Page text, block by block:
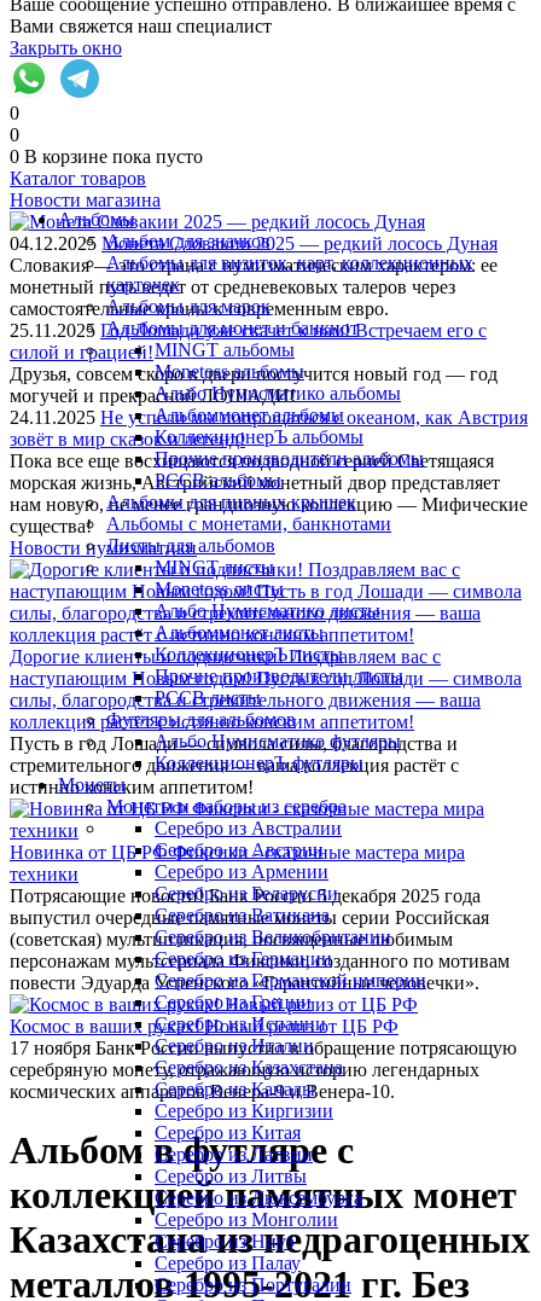
Ваше сообщение успешно отправлено. В ближайшее время с
Вами свяжется наш специалист
Закрыть окно
0
0
0 В корзине пока пусто
Каталог товаров
Альбомы
Альбом для значков
Альбомы для визиток, карт, коллекционных
карточек
Альбомы для марок
Альбомы для монет и банкнот
MINGT альбомы
Monetoss альбомы
Альбо Нумисматико альбомы
Альбоммонет альбомы
КоллекционерЪ альбомы
Прочие производители альбомы
РССВ альбомы
Альбомы для пивных крышек
Альбомы с монетами, банкнотами
Листы для альбомов
MINGT листы
Monetoss листы
Альбо Нумисматико листы
Альбоммонет листы
КоллекционерЪ листы
Прочие производители листы
РССВ листы
Футляры для альбомов
Альбо Нумисматико футляры
КоллекционерЪ футляры
Монеты
Монеты и наборы из серебра
Серебро из Австралии
Серебро из Австрии
Серебро из Армении
Серебро из Беларусии
Серебро из Ватикана
Серебро из Великобритании
Серебро из Германии
Серебро из Германской империи
Серебро из Греции
Серебро из Испании
Серебро из Италии
Серебро из Казахстана
Серебро из Канады
Серебро из Киргизии
Серебро из Китая
Серебро из Латвии
Серебро из Литвы
Серебро из Люксембурга
Серебро из Монголии
Серебро из Ниуэ
Серебро из Палау
Серебро из Португалии
Новости магазина
04.12.2025 Монета Словакии 2025 — редкий лосось Дуная
Словакия — это страна с нумизматическим характером: ее
монетный путь ведет от средневековых талеров через
самостоятельные кроны к современным евро.
25.11.2025 Год Лошади уже скачет к нам! Встречаем его с
силой и грацией!
Друзья, совсем скоро в двери постучится новый год — год
могучей и прекрасной ЛОШАДИ!
24.11.2025 Не успели мы попрощаться с океаном, как Австрия
зовёт в мир сказок и легенд!
Пока все еще восхищаются подводной серией Светящаяся
морская жизнь, Австрийский монетный двор представляет
нам новую, не менее грандиозную коллекцию — Мифические
существа!
Новости нумизматики
Дорогие клиенты и подписчики! Поздравляем вас с
наступающим Новым годом! Пусть в год Лошади — символа
силы, благородства и стремительного движения — ваша
коллекция растёт с истинно конским аппетитом!
Пусть в год Лошади — символа силы, благородства и
стремительного движения — ваша коллекция растёт с
истинно конским аппетитом!
Новинка от ЦБ РФ Фиксики - сказочные мастера мира
техники
Потрясающие новости! Банк России 5 декабря 2025 года
выпустил очередные памятные монеты серии Российская
(советская) мультипликация, посвященные любимым
персонажам мультсериала Фиксики, созданного по мотивам
повести Эдуарда Успенского «Гарантийные человечки».
Космос в ваших руках! Новый релиз от ЦБ РФ
17 ноября Банк России выпустил в обращение потрясающую
серебряную монету, отражающую историю легендарных
космических аппаратов Венера-9 и Венера-10.
Альбом в футляре с
коллекцией памятных монет
Казахстана из недрагоценных
металлов 1995-2021 гг. Без